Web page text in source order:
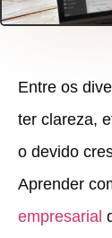
Entre os
ter clareza,
o devido
Aprender
empresarial